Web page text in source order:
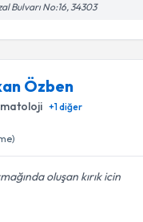
Bulvarı No:16, 34303
Özben
+1diğer
oluşan kırık icin